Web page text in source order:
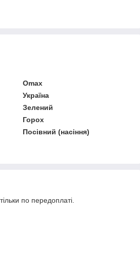
Omax
Україна
Зелений
Горох
Посівний (насіння)
по передоплаті.